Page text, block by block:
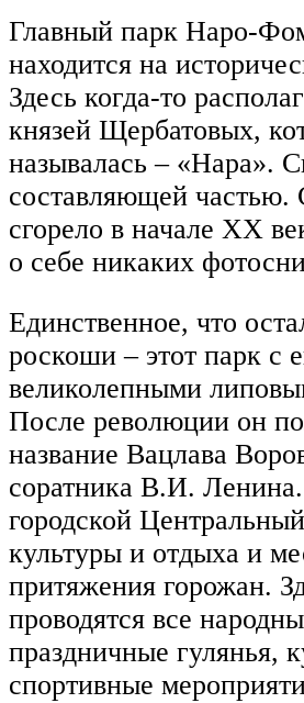
Главный парк Наро-
находится на
Здесь когда-то
князей Щербатовых,
называлась – «Нара».
составляющей частью.
сгорело в начале XX
о себе никаких
Единственное, что
роскоши – этот парк с
великолепными
После революции он
название Вацлава
соратника В.И.
городской
культуры и отдыха и
притяжения горожан.
проводятся все
праздничные гулянья,
спортивные